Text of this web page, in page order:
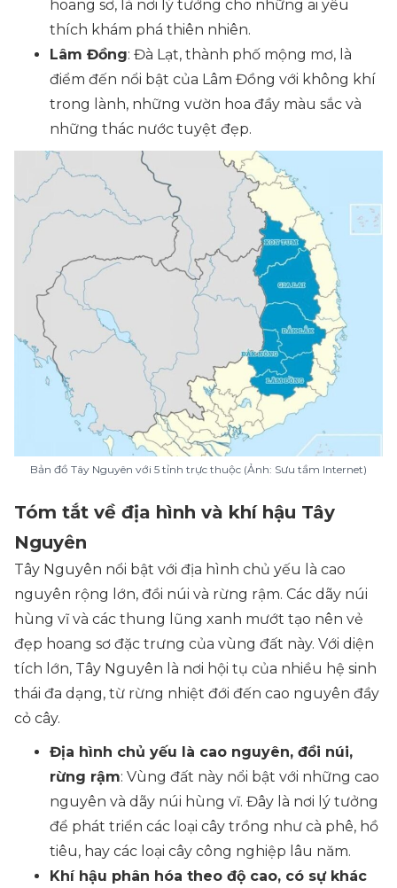
hoang sơ, là nơi lý tưởng cho những ai yêu
thích khám phá thiên nhiên.
Lâm Đồng: Đà Lạt, thành phố mộng mơ, là
điểm đến nổi bật của Lâm Đồng với không khí
trong lành, những vườn hoa đầy màu sắc và
những thác nước tuyệt đẹp.
Bản đồ Tây Nguyên với 5 tỉnh trực thuộc (Ảnh: Sưu tầm Internet)
Tóm tắt về địa hình và khí hậu Tây
Nguyên
Tây Nguyên nổi bật với địa hình chủ yếu là cao
nguyên rộng lớn, đồi núi và rừng rậm. Các dãy núi
hùng vĩ và các thung lũng xanh mướt tạo nên vẻ
đẹp hoang sơ đặc trưng của vùng đất này. Với diện
tích lớn, Tây Nguyên là nơi hội tụ của nhiều hệ sinh
thái đa dạng, từ rừng nhiệt đới đến cao nguyên đầy
cỏ cây.
Địa hình chủ yếu là cao nguyên, đồi núi,
rừng rậm: Vùng đất này nổi bật với những cao
nguyên và dãy núi hùng vĩ. Đây là nơi lý tưởng
để phát triển các loại cây trồng như cà phê, hồ
tiêu, hay các loại cây công nghiệp lâu năm.
Khí hậu phân hóa theo độ cao, có sự khác